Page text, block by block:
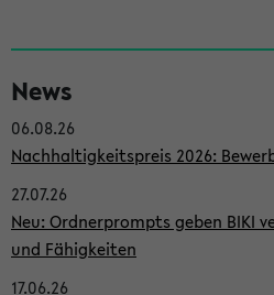
e
i
t
e
n
l
News
06.08.26
Nachhaltigkeitspreis 2026:
27.07.26
Neu: Ordnerprompts geben BIKI
und Fähigkeiten
17.06.26